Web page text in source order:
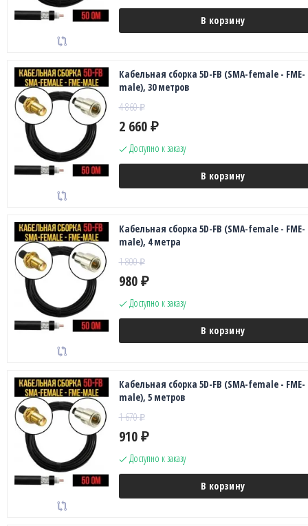
В корзину
Кабельная сборка 5D-FB (SMA-female - FME-
male), 30 метров
4 860₽
2 660 ₽
Доступно к заказу
В корзину
Кабельная сборка 5D-FB (SMA-female - FME-
male), 4 метра
1 800₽
980 ₽
Доступно к заказу
В корзину
Кабельная сборка 5D-FB (SMA-female - FME-
male), 5 метров
1 670₽
910 ₽
Доступно к заказу
В корзину